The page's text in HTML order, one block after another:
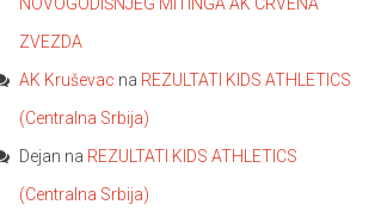
NOVOGODIŠNJEG MITINGA AK CRVENA
ZVEZDA
AK Kruševac na REZULTATI KIDS ATHLETICS
(Centralna Srbija)
Dejan na REZULTATI KIDS ATHLETICS
(Centralna Srbija)